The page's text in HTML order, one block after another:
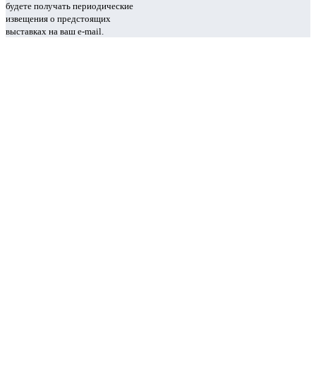
будете получать периодические
извещения о предстоящих
выставках на ваш e-mail.